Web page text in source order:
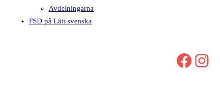
Avdelningarna
FSD på Lätt svenska
Facebook Instagram